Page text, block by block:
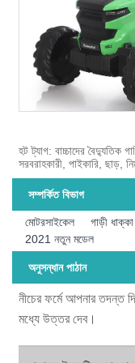
হট ট্যাগ: বাচ্চাদের বৈদ্যুতিক
সরবরাহকারী, পাইকারি, ছাড়,
সম্পর্কিত বিভাগ
মোটরসাইকেল গাড়ী ধাক্কা
2021 নতুন মডেল
অনুসন্ধান পাঠান
নীচের ফর্মে আপনার তদন্ত
মধ্যে উত্তর দেব।